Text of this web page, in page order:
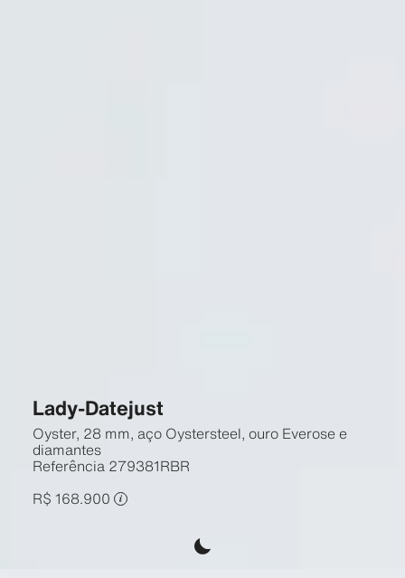
Lady-Datejust
Oyster, 28 mm, aço Oystersteel, ouro Everose e
diamantes
Referência 279381RBR
R$ 168.900